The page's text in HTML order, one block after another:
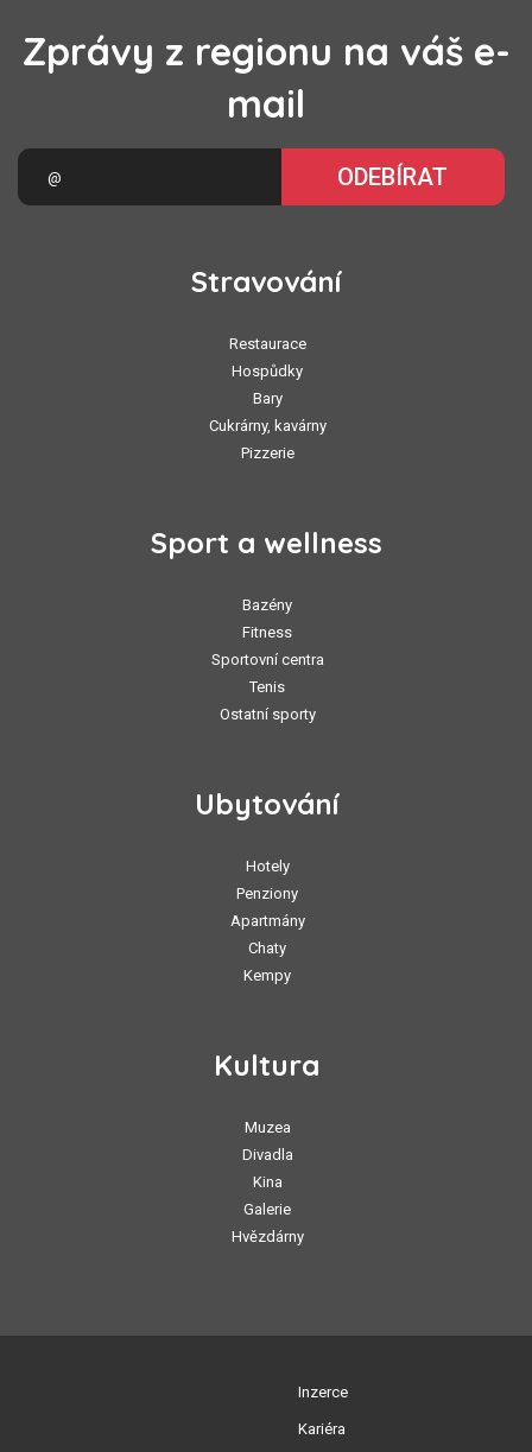
Zprávy z regionu na váš e-
mail
ODEBÍRAT
Stravování
Restaurace
Hospůdky
Bary
Cukrárny, kavárny
Pizzerie
Sport a wellness
Bazény
Fitness
Sportovní centra
Tenis
Ostatní sporty
Ubytování
Hotely
Penziony
Apartmány
Chaty
Kempy
Kultura
Muzea
Divadla
Kina
Galerie
Hvězdárny
Inzerce
Kariéra